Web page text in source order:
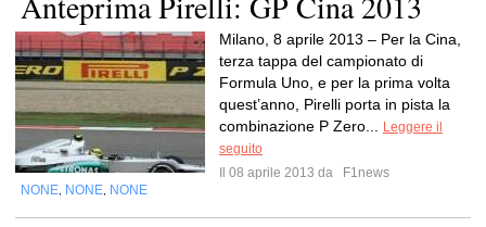
Milano, 8 aprile 2013 – Per la Cina,
terza tappa del campionato di
Formula Uno, e per la prima volta
quest’anno, Pirelli porta in pista la
combinazione P Zero...
Leggere il
seguito
Il 08 aprile 2013 da
F1news
NONE NONE NONE